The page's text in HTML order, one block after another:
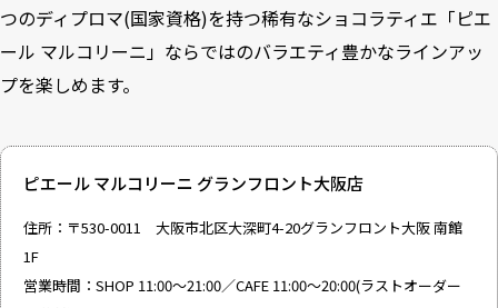
つのディプロマ(国家資格)を持つ稀有なショコラティエ「ピエ
ール マルコリーニ」ならではのバラエティ豊かなラインアッ
プを楽しめます。
ピエール マルコリーニ グランフロント大阪店
住所：〒530-0011 大阪市北区大深町4-20グランフロント大阪 南館
1F
営業時間：SHOP 11:00～21:00／CAFE 11:00～20:00(ラストオーダー